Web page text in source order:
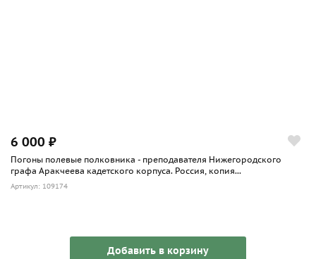
6 000 ₽
Погоны полевые полковника - преподавателя Нижегородского
графа Аракчеева кадетского корпуса. Россия, копия...
Артикул: 109174
Добавить в корзину